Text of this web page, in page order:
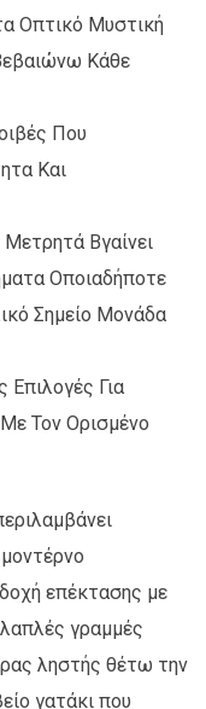
Οπτικό Μυστική
Κάθε
Που
Και
Βγαίνει
Οποιαδήποτε
Σημείο Μονάδα
Επιλογές Για
Τον Ορισμένο
επέκτασης με
γραμμές
ληστής θέτω την
γατάκι που